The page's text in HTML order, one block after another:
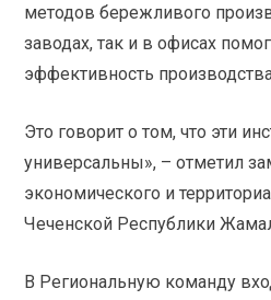
методов бережливого
заводах, так и в офисах
эффективность
Это говорит о том, что эти
универсальны», – отметил
экономического и
Чеченской Республики
В Региональную команду